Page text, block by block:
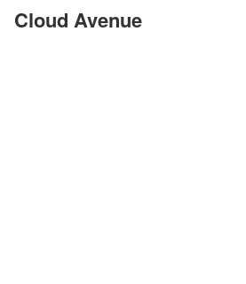
Cloud Avenue